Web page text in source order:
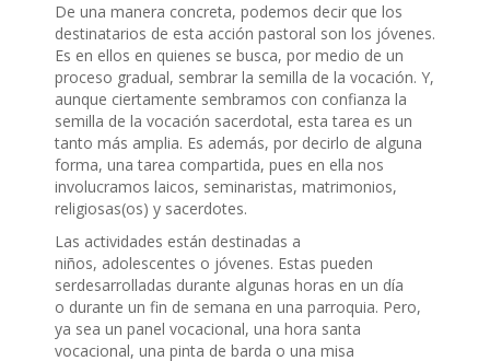
De una manera concreta, podemos decir que los
destinatarios de esta acción pastoral son los jóvenes.
Es en ellos en quienes se busca, por medio de un
proceso gradual, sembrar la semilla de la vocación. Y,
aunque ciertamente sembramos con confianza la
semilla de la vocación sacerdotal, esta tarea es un
tanto más amplia. Es además, por decirlo de alguna
forma, una tarea compartida, pues en ella nos
involucramos laicos, seminaristas, matrimonios,
religiosas(os) y sacerdotes.
Las actividades están destinadas a
niños, adolescentes o jóvenes. Estas pueden
serdesarrolladas durante algunas horas en un día
o durante un fin de semana en una parroquia. Pero,
ya sea un panel vocacional, una hora santa
vocacional, una pinta de barda o una misa